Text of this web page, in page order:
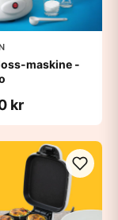
maskine -
kr